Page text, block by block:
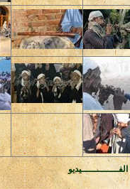
الفـــــــــــــيديو